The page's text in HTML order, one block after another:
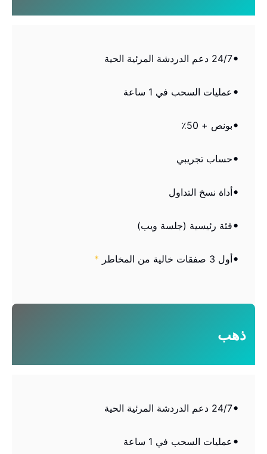
24/7 دعم الدردشة المرئية الحية
عمليات السحب في 1 ساعة
بونص + 50٪
حساب تجريبي
أداة نسخ التداول
فئة رئيسية (جلسة ويب)
أول 3 صفقات خالية من المخاطر *
ذهب
24/7 دعم الدردشة المرئية الحية
عمليات السحب في 1 ساعة